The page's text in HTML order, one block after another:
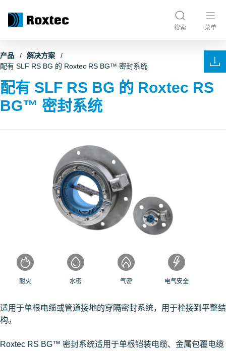
搜索 菜单
产品
解决方案
配有 SLF RS BG 的 Roxtec RS BG™ 密封系统
配有 SLF RS BG 的 Roxtec RS
BG™ 密封系统
适用于单根电缆或管道接地的穿隔密封系统，用于栓接到平整结
构。
Roxtec RS BG™ 密封系统适用于单根铠装电缆、金属包覆电缆
耐火 水密 气密 电气安全